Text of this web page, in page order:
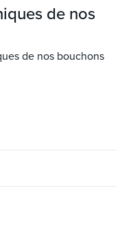
de nos
de nos bouchons